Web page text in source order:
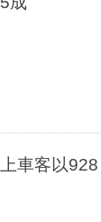
車客以928